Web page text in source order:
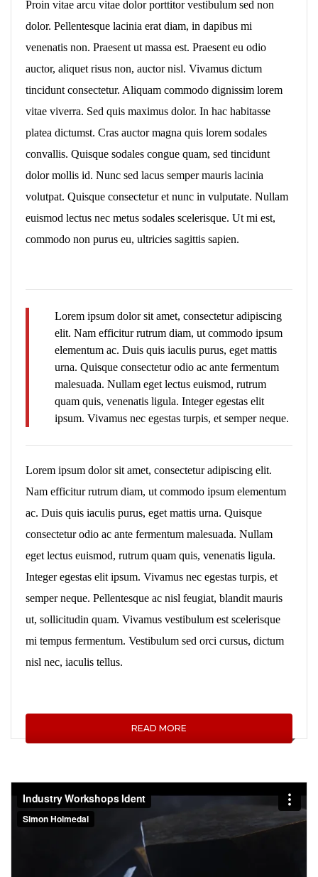
Proin vitae arcu vitae dolor porttitor vestibulum sed non
dolor. Pellentesque lacinia erat diam, in dapibus mi
venenatis non. Praesent ut massa est. Praesent eu odio
auctor, aliquet risus non, auctor nisl. Vivamus dictum
tincidunt consectetur. Aliquam commodo dignissim lorem
vitae viverra. Sed quis maximus dolor. In hac habitasse
platea dictumst. Cras auctor magna quis lorem sodales
convallis. Quisque sodales congue quam, sed tincidunt
dolor mollis id. Nunc sed lacus semper mauris lacinia
volutpat. Quisque consectetur et nunc in vulputate. Nullam
euismod lectus nec metus sodales scelerisque. Ut mi est,
commodo non purus eu, ultricies sagittis sapien.
Lorem ipsum dolor sit amet, consectetur adipiscing
elit. Nam efficitur rutrum diam, ut commodo ipsum
elementum ac. Duis quis iaculis purus, eget mattis
urna. Quisque consectetur odio ac ante fermentum
malesuada. Nullam eget lectus euismod, rutrum
quam quis, venenatis ligula. Integer egestas elit
ipsum. Vivamus nec egestas turpis, et semper neque.
Lorem ipsum dolor sit amet, consectetur adipiscing elit.
Nam efficitur rutrum diam, ut commodo ipsum elementum
ac. Duis quis iaculis purus, eget mattis urna. Quisque
consectetur odio ac ante fermentum malesuada. Nullam
eget lectus euismod, rutrum quam quis, venenatis ligula.
Integer egestas elit ipsum. Vivamus nec egestas turpis, et
semper neque. Pellentesque ac nisl feugiat, blandit mauris
ut, sollicitudin quam. Vivamus vestibulum est scelerisque
mi tempus fermentum. Vestibulum sed orci cursus, dictum
nisl nec, iaculis tellus.
READ MORE